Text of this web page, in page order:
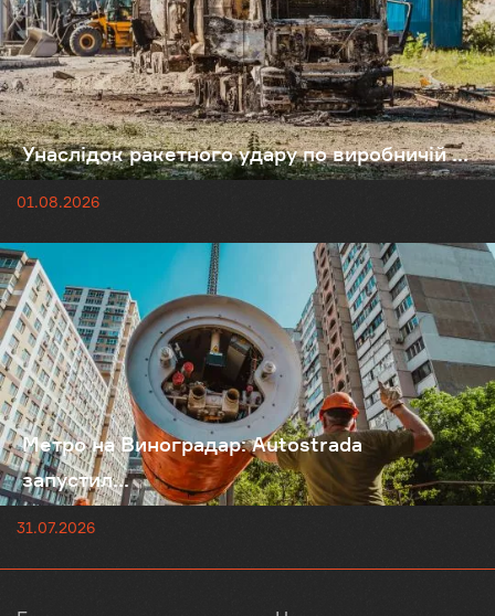
Унаслідок ракетного удару по виробничій ...
01.08.2026
Метро на Виноградар: Autostrada
запустил...
31.07.2026